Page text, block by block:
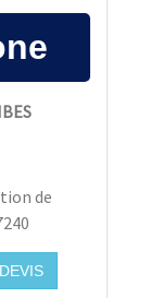
de